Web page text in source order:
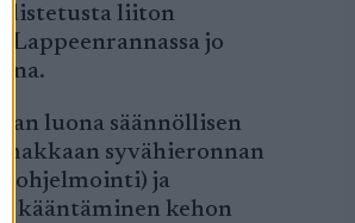
liiton
jo
luona säännöllisen
syvähieronnan
ja
kääntäminen kehon